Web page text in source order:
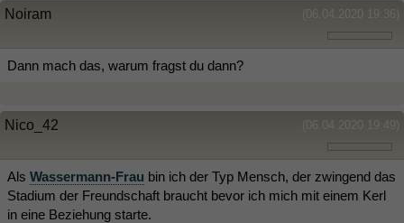
(06.04.2020 19:36)
Noiram
Dann mach das, warum fragst du dann?
(06.04.2020 19:49)
Nico_42
Als Wassermann-Frau bin ich der Typ Mensch, der zwingend das
Stadium der Freundschaft braucht bevor ich mich mit einem Kerl
in eine Beziehung starte.